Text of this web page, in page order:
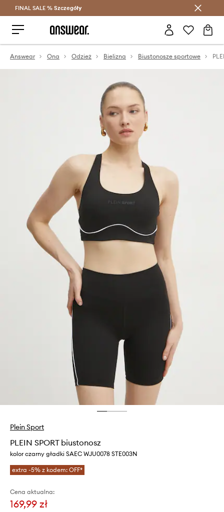
Oszczędzaj z Answear Club >
FINAL SALE % Szczegóły
Answear Ona Odzież Bielizna Biustonosze sportowe
Plein Sport
PLEIN SPORT biustonosz
kolor czarny gładki SAEC WJU0078 STE003N
extra -5% z kodem: OFF*
Cena aktualna:
169,99 zł